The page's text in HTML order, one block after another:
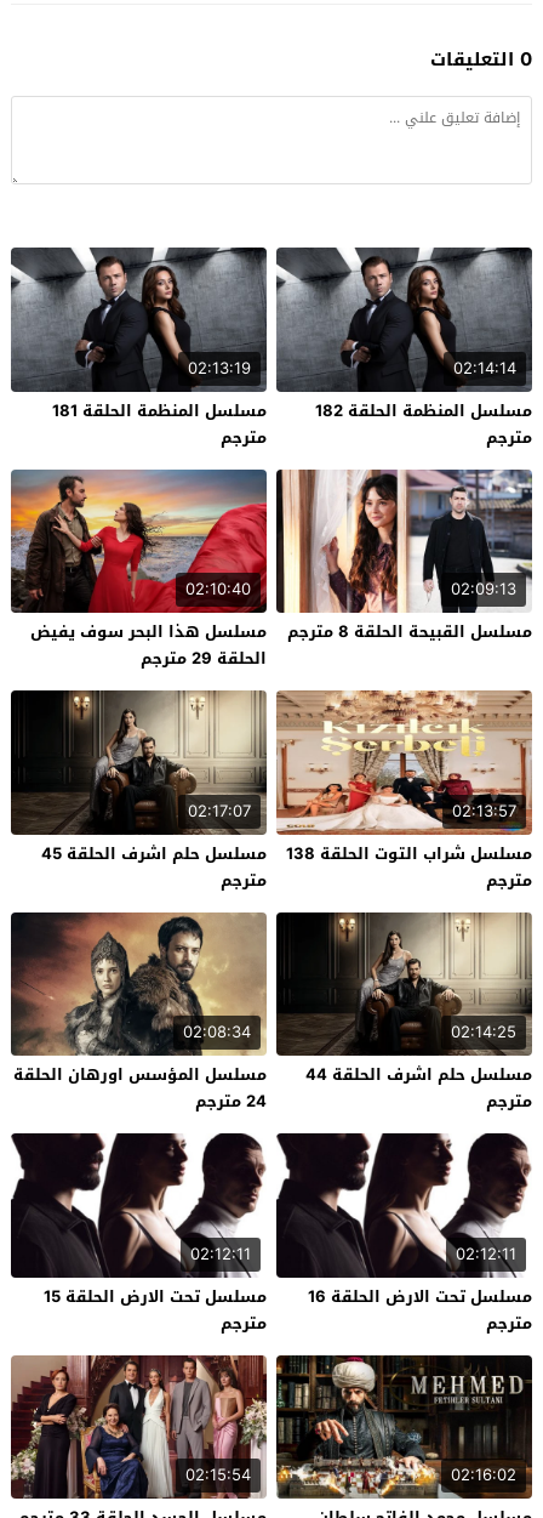
0 التعليقات
02:14:14
مسلسل المنظمة الحلقة 182
مترجم
02:13:19
مسلسل المنظمة الحلقة 181
مترجم
02:09:13
مسلسل القبيحة الحلقة 8 مترجم
02:10:40
مسلسل هذا البحر سوف يفيض
الحلقة 29 مترجم
02:13:57
مسلسل شراب التوت الحلقة 138
مترجم
02:17:07
مسلسل حلم اشرف الحلقة 45
مترجم
02:14:25
مسلسل حلم اشرف الحلقة 44
مترجم
02:08:34
مسلسل المؤسس اورهان الحلقة
24 مترجم
02:12:11
مسلسل تحت الارض الحلقة 16
مترجم
02:12:11
مسلسل تحت الارض الحلقة 15
مترجم
02:16:02
02:15:54